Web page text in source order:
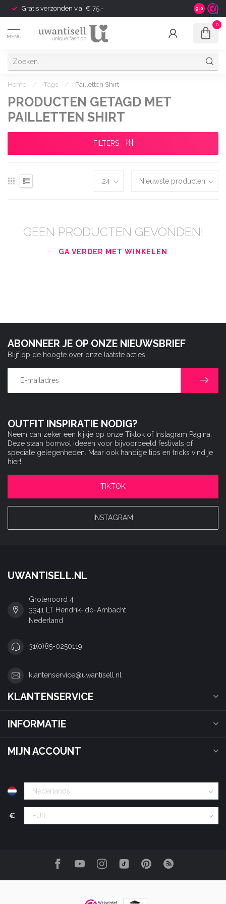
Gratis verzonden v.a. € 75,- Shipping
9.0
MENU
0
Home / Tags / Pailletten Shirt
PRODUCTEN GETAGD MET
PAILLETTEN SHIRT
FILTERS
GEEN PRODUCTEN GEVONDEN!
GA VERDER MET WINKELEN
OUTFIT INSPIRATIE NODIG?
Neem dan zeker een kijkje op onze Tiktok of Instagram Pagina.
Deze staan bomvol ideeën voor bijvoorbeeld festivals of
speciale gelegenheden. Maar ook handige tips en tricks vind je
hier!
TIKTOK
INSTAGRAM
ABONNEER JE OP ONZE NIEUWSBRIEF
Blijf op de hoogte over onze laatste acties
UWANTISELL.NL
Grotenoord 4
3341 LT Hendrik-Ido-Ambacht
Nederland
31(0)85-0250119
klantenservice@uwantisell.nl
KLANTENSERVICE
INFORMATIE
MIJN ACCOUNT
€